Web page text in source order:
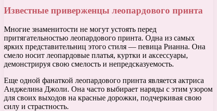
Известные приверженцы леопардового принта
Многие знаменитости не могут устоять перед
притягательностью леопардового принта. Одна из самых
ярких представительниц этого стиля — певица Рианна. Она
смело носит леопардовые платья, куртки и аксессуары,
демонстрируя свою смелость и непредсказуемость.
Еще одной фанаткой леопардового принта является актриса
Анджелина Джоли. Она часто выбирает наряды с этим узором
для своих выходов на красные дорожки, подчеркивая свою
силу и страстность.